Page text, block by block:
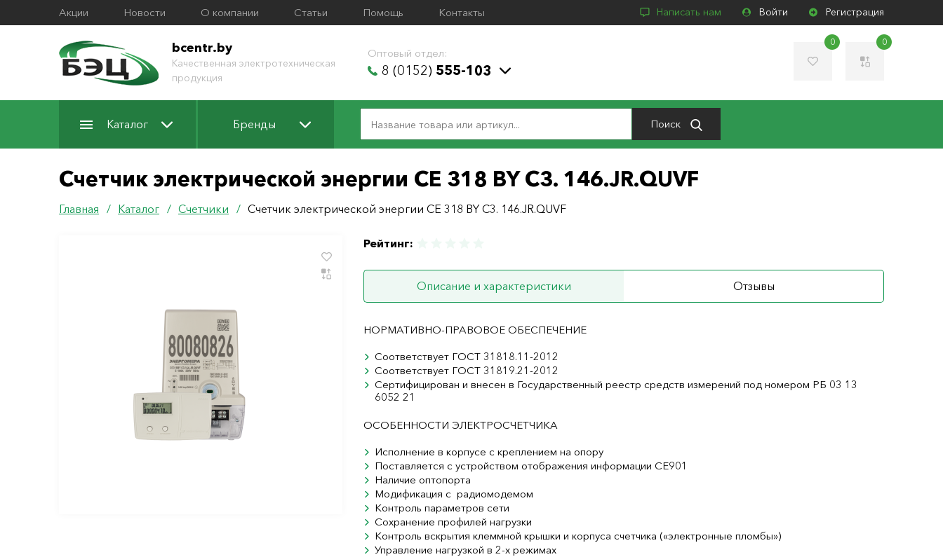
Акции Новости О компании Статьи Помощь Контакты Написать нам Войти Регистрация
bcentr.by
Качественная электротехническая
продукция
Оптовый отдел:
8 (0152) 555-103
0 0
Каталог Бренды Поиск
Счетчик электрической энергии СЕ 318 BY C3. 146.JR.QUVF
Главная / Каталог / Счетчики / Счетчик электрической энергии СЕ 318 BY C3. 146.JR.QUVF
Рейтинг:
Описание и характеристики Отзывы
НОРМАТИВНО-ПРАВОВОЕ ОБЕСПЕЧЕНИЕ
Соответствует ГОСТ 31818.11-2012
Соответствует ГОСТ 31819.21-2012
Сертифицирован и внесен в Государственный реестр средств измерений под номером РБ 03 13
6052 21
ОСОБЕННОСТИ ЭЛЕКТРОСЧЕТЧИКА
Исполнение в корпусе с креплением на опору
Поставляется с устройством отображения информации СЕ901
Наличие оптопорта
Модификация с радиомодемом
Контроль параметров сети
Сохранение профилей нагрузки
Контроль вскрытия клеммной крышки и корпуса счетчика («электронные пломбы»)
Управление нагрузкой в 2-х режимах